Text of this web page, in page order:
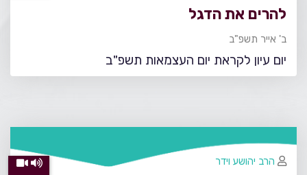
להרים את הדגל
ב' אייר תשפ"ב
יום עיון לקראת יום העצמאות תשפ"ב
הרב יהושע וידר